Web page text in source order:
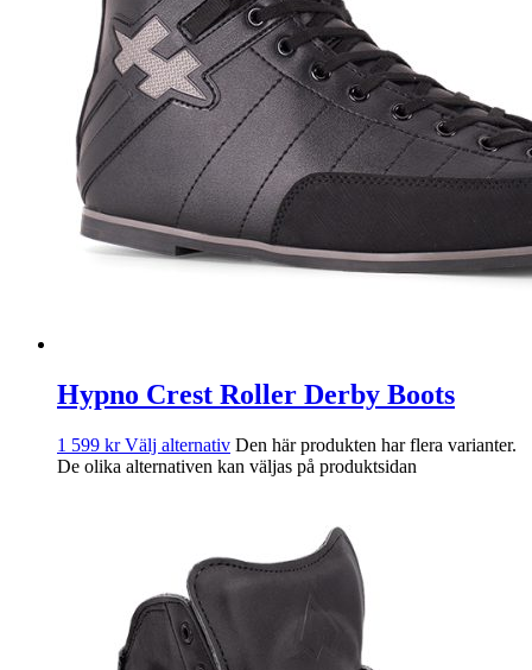
Hypno Crest Roller Derby Boots
1 599 kr Välj alternativ Den här produkten har flera varianter.
De olika alternativen kan väljas på produktsidan